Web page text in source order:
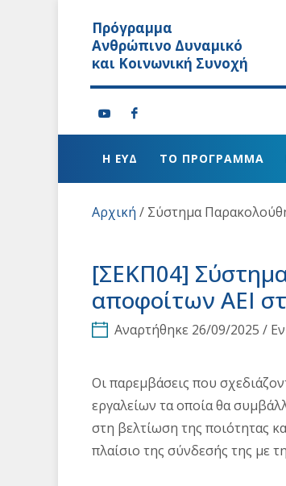
Πρόγραμμα
Ανθρώπινο Δυναμικό
και Κοινωνική Συνοχή
Η ΕΥΔ ΤΟ ΠΡΟΓΡΑΜΜΑ
Αρχική / Σύστημα
[ΣΕΚΠ04]
αποφοίτων ΑΕΙ
Αναρτήθηκε 26/09/2025 /
Οι παρεμβάσεις που
εργαλείων τα οποία θα
στη βελτίωση της ποιότητας
πλαίσιο της σύνδεσής της με